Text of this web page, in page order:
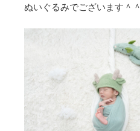
ぬいぐるみでございます＾＾